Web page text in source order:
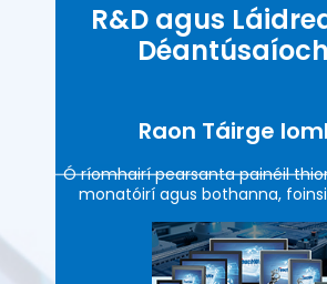
R&D agus
Raon Táirge
Ó ríomhairí pearsanta painéil
monatóirí agus bothanna,